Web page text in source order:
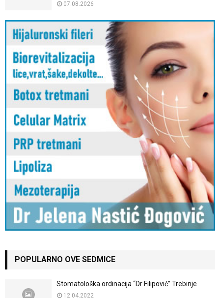
07.08.2026
POPULARNO OVE SEDMICE
Stomatološka ordinacija “Dr Filipović” Trebinje
12.04.2022